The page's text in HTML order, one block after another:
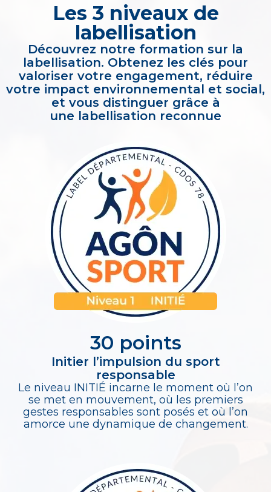
Les 3 niveaux de
labellisation
Découvrez notre formation sur la
labellisation. Obtenez les clés pour
valoriser votre engagement, réduire
votre impact environnemental et social,
et vous distinguer grâce à
une labellisation reconnue
30 points
Initier l’impulsion du sport
responsable
Le niveau INITIÉ incarne le moment où l’on
se met en mouvement, où les premiers
gestes responsables sont posés et où l’on
amorce une dynamique de changement.